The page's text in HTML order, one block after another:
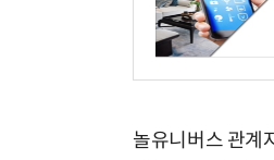
놀유니버스 관계